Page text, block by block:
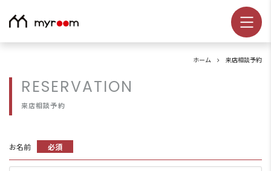
ホーム 来店相談予約
RESERVATION
来店相談予約
お名前 必須